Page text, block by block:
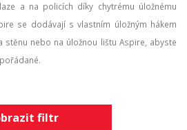
a na policích díky chytrému úložnému
se dodávají s vlastním úložným hákem
stěnu nebo na úložnou lištu Aspire, abyste
filtr